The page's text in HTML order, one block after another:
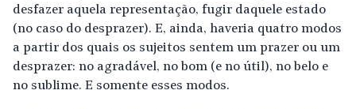
desfazer aquela representação, fugir daquele estado
(no caso do desprazer). E, ainda, haveria quatro modos
a partir dos quais os sujeitos sentem um prazer ou um
desprazer: no agradável, no bom (e no útil), no belo e
no sublime. E somente esses modos.